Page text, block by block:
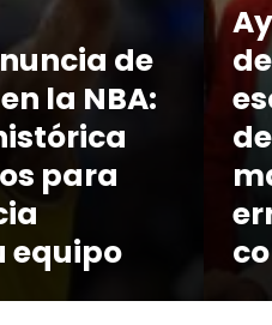
de
la NBA:
para
equipo